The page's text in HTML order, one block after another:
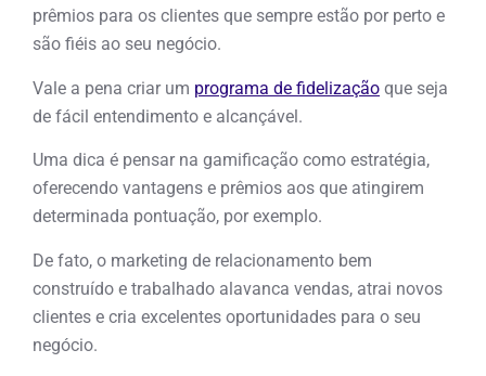
prêmios para os clientes que sempre estão por perto e
são fiéis ao seu negócio.
Vale a pena criar um programa de fidelização que seja
de fácil entendimento e alcançável.
Uma dica é pensar na gamificação como estratégia,
oferecendo vantagens e prêmios aos que atingirem
determinada pontuação, por exemplo.
De fato, o marketing de relacionamento bem
construído e trabalhado alavanca vendas, atrai novos
clientes e cria excelentes oportunidades para o seu
negócio.